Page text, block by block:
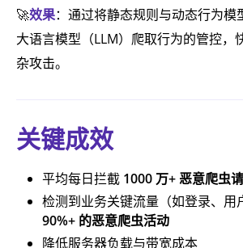
🚀效果：通过将静态规则与动态行为模
大语言模型（LLM）爬取行为的管控，
杂攻击。
关键成效
平均每日拦截 1000 万+ 恶意爬虫
检测到业务关键流量（如登录、用
90%+ 的恶意爬虫活动
降低服务器负载与带宽成本